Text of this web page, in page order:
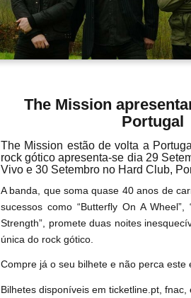
The Mission
Portugal
The Mission estão de volta a
rock gótico apresenta-se dia 29
Vivo e 30 Setembro no Hard Club,
A banda, que soma quase 40 anos de
sucessos como “Butterfly On A Wheel”,
Strength”, promete duas noites
única do rock gótico.
Compre já o seu bilhete e não perca este
Bilhetes disponíveis em ticketline.pt, fnac,